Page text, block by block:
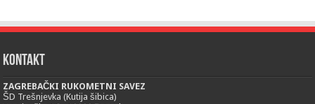
Kontakt
ZAGREBAČKI RUKOMETNI SAVEZ
ŠD Trešnjevka (Kutija šibica)